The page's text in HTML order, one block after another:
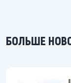
БОЛЬШЕ